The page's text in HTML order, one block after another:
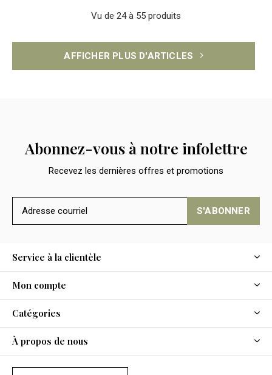
Vu de 24 à 55 produits
AFFICHER PLUS D'ARTICLES
Abonnez-vous à notre infolettre
Recevez les dernières offres et promotions
S'ABONNER
Service à la clientèle
Mon compte
Catégories
À propos de nous